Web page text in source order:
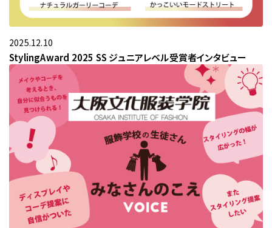
お問い合わせ
2025.12.10
StylingAward 2025 SS ジュニアレベル受賞者インタビュー